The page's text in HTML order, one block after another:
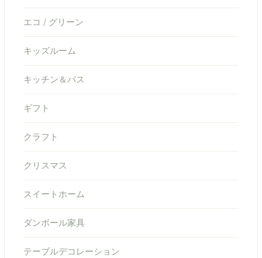
エコ / グリーン
キッズルーム
キッチン＆バス
ギフト
クラフト
クリスマス
スイートホーム
ダンボール家具
テーブルデコレーション